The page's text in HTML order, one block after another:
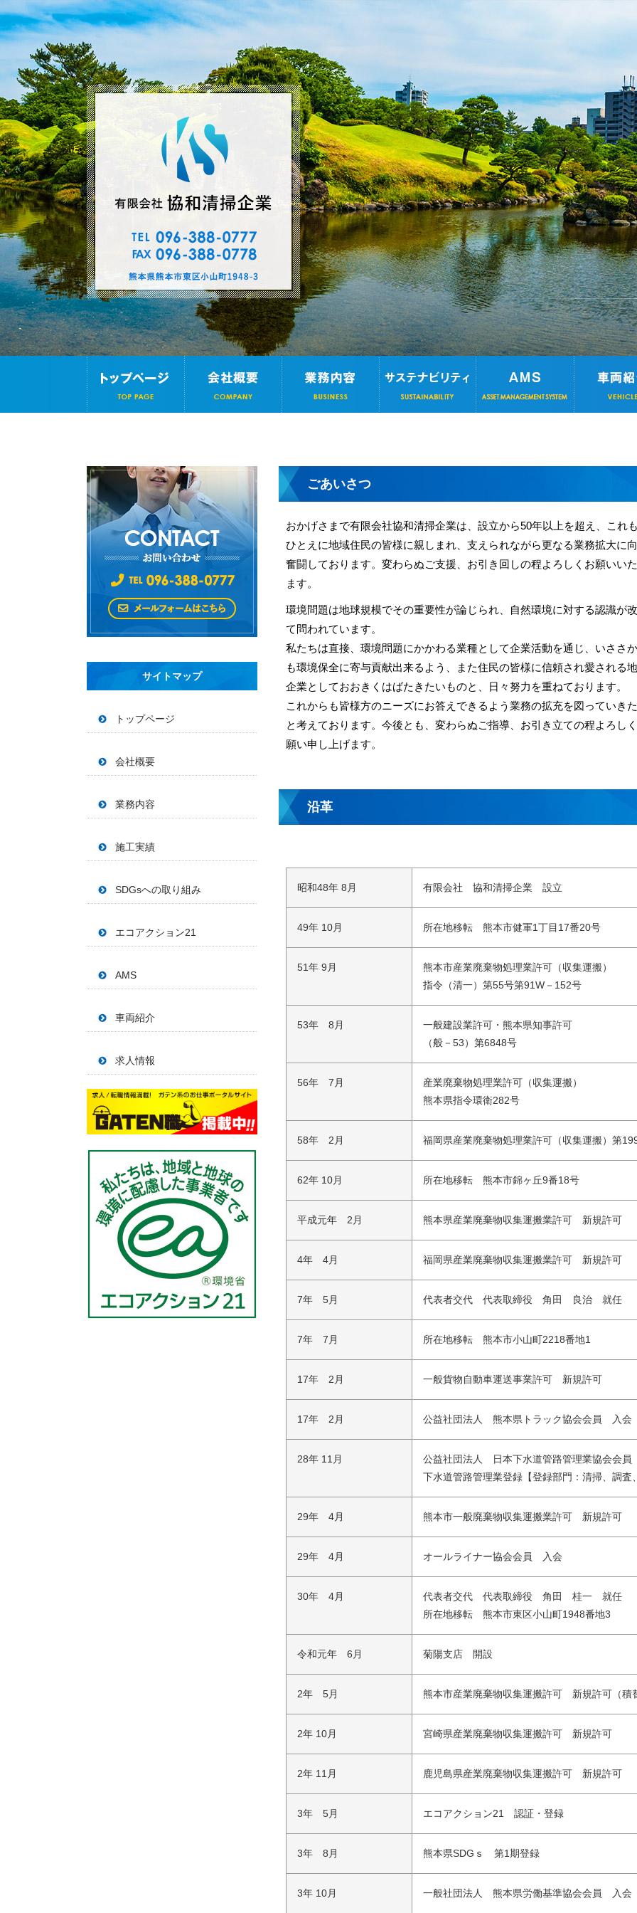
サイトマップ
トップページ
会社概要
業務内容
施工実績
SDGsへの取り組み
エコアクション21
AMS
車両紹介
求人情報
ごあいさつ
おかげさまで有限会社協和清掃企業は、設立から50年以上を超え、これ
ひとえに地域住民の皆様に親しまれ、支えられながら更なる業務拡大に
奮闘しております。変わらぬご支援、お引き回しの程よろしくお願いい
ます。
環境問題は地球規模でその重要性が論じられ、自然環境に対する認識が
て問われています。
私たちは直接、環境問題にかかわる業種として企業活動を通じ、いささ
も環境保全に寄与貢献出来るよう、また住民の皆様に信頼され愛される
企業としておおきくはばたきたいものと、日々努力を重ねております。
これからも皆様方のニーズにお答えできるよう業務の拡充を図っていき
と考えております。今後とも、変わらぬご指導、お引き立ての程よろし
願い申し上げます。
沿革
昭和48年 8月 有限会社 協和清掃企業 設立
49年 10月 所在地移転 熊本市健軍1丁目17番20号
51年 9月
熊本市産業廃棄物処理業許可（収集運搬）
指令（清一）第55号第91W－152号
53年 8月
一般建設業許可・熊本県知事許可
（般－53）第6848号
56年 7月
産業廃棄物処理業許可（収集運搬）
熊本県指令環衛282号
58年 2月 福岡県産業廃棄物処理業許可（収集運搬）第
62年 10月 所在地移転 熊本市錦ヶ丘9番18号
平成元年 2月 熊本県産業廃棄物収集運搬業許可 新規許可
4年 4月 福岡県産業廃棄物収集運搬業許可 新規許可
7年 5月 代表者交代 代表取締役 角田 良治 就任
7年 7月 所在地移転 熊本市小山町2218番地1
17年 2月 一般貨物自動車運送事業許可 新規許可
17年 2月 公益社団法人 熊本県トラック協会会員 入会
28年 11月
公益社団法人 日本下水道管路管理業協会会
下水道管路管理業登録【登録部門：清掃、調査
29年 4月 熊本市一般廃棄物収集運搬業許可 新規許可
29年 4月 オールライナー協会会員 入会
30年 4月
代表者交代 代表取締役 角田 桂一 就任
所在地移転 熊本市東区小山町1948番地3
令和元年 6月 菊陽支店 開設
2年 5月 熊本市産業廃棄物収集運搬許可 新規許可（積
2年 10月 宮崎県産業廃棄物収集運搬許可 新規許可
2年 11月 鹿児島県産業廃棄物収集運搬許可 新規許可
3年 5月 エコアクション21 認証・登録
3年 8月 熊本県SDGｓ 第1期登録
3年 10月 一般社団法人 熊本県労働基準協会会員 入会